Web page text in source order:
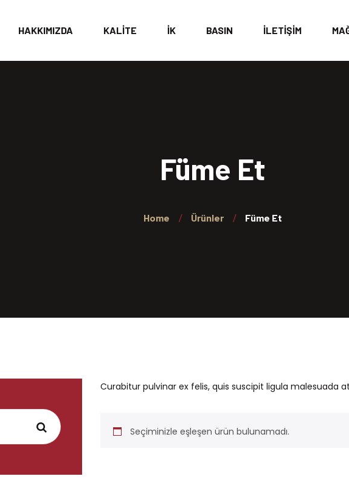
HAKKIMIZDA KALİTE İK BASIN İLETİŞİM
Füme Et
Home Ürünler Füme Et
Curabitur pulvinar ex felis, quis suscipit ligula malesuada
Seçiminizle eşleşen ürün bulunamadı.